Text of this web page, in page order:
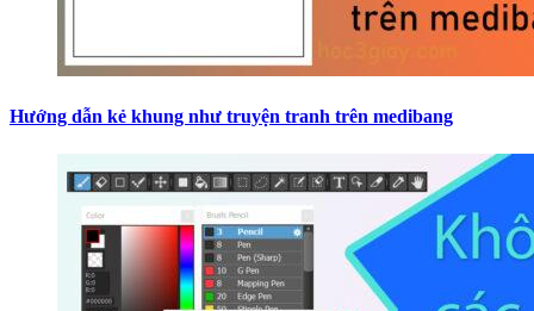
Hướng dẫn kẻ khung như truyện tranh trên medibang